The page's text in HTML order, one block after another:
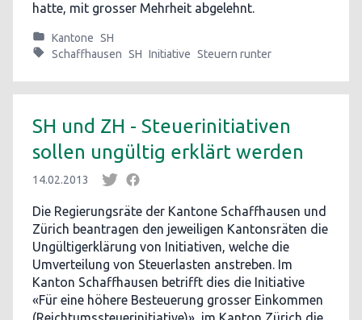
hatte, mit grosser Mehrheit abgelehnt.
Kantone SH
Schaffhausen SH Initiative Steuern runter
SH und ZH - Steuerinitiativen
sollen ungültig erklärt werden
14.02.2013
Die Regierungsräte der Kantone Schaffhausen und
Zürich beantragen den jeweiligen Kantonsräten die
Ungültigerklärung von Initiativen, welche die
Umverteilung von Steuerlasten anstreben. Im
Kanton Schaffhausen betrifft dies die Initiative
«Für eine höhere Besteuerung grosser Einkommen